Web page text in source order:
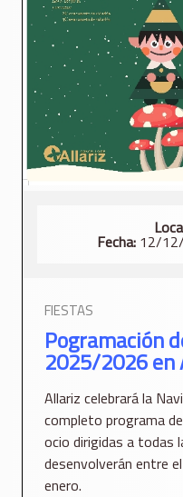
Fecha:12/
FIESTAS
Pogramación
2025/2026 en
Allariz celebrará la
completo programa
ocio dirigidas a todas
desenvolverán entre
enero.